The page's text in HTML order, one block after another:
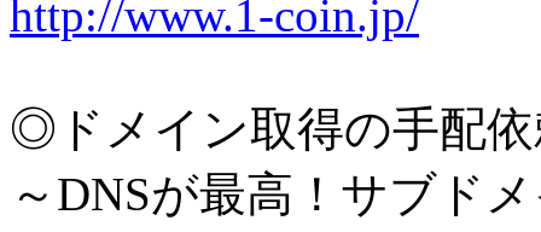
http://www.1-coin.jp/
◎ドメイン取得の手配
～DNSが最高！サブド